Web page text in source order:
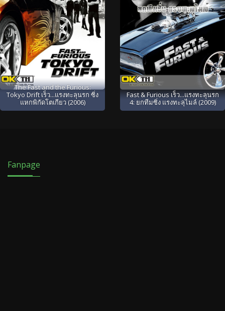
The Fast and the Furious:
Tokyo Drift เร็ว...แรงทะลุนรก ซิ่ง
แหกพิกัดโตเกียว (2006)
Fast & Furious เร็ว...แรงทะลุนรก
4: ยกทีมซิ่ง แรงทะลุไมล์ (2009)
Fanpage